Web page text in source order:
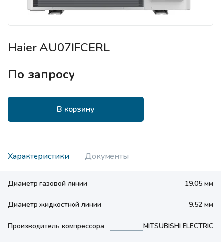
Haier AU07IFCERL
По запросу
В корзину
Характеристики Документы
Диаметр газовой линии 19.05 мм
Диаметр жидкостной линии 9.52 мм
Производитель компрессора MITSUBISHI ELECTRIC